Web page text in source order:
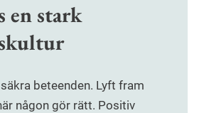
en stark
beteenden. Lyft fram
någon gör rätt. Positiv